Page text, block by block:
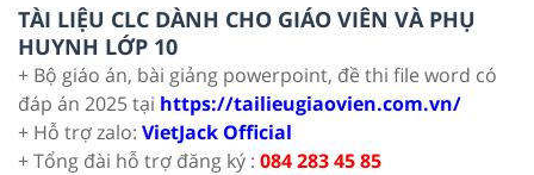
TÀI LIỆU CLC DÀNH CHO GIÁO VIÊN VÀ PHỤ
HUYNH LỚP 10
+ Bộ giáo án, bài giảng powerpoint, đề thi file word có
đáp án 2025 tại https://tailieugiaovien.com.vn/
+ Hỗ trợ zalo: VietJack Official
+ Tổng đài hỗ trợ đăng ký : 084 283 45 85